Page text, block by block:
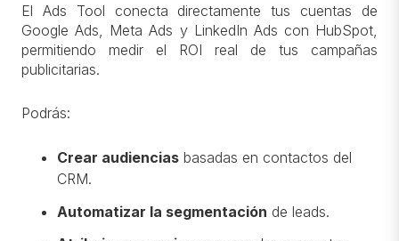
El Ads Tool conecta directamente tus cuentas de
Google Ads, Meta Ads y LinkedIn Ads con HubSpot,
permitiendo medir el ROI real de tus campañas
publicitarias.
Podrás:
Crear audienciasbasadas en contactos del
CRM.
Automatizar la segmentación de leads.